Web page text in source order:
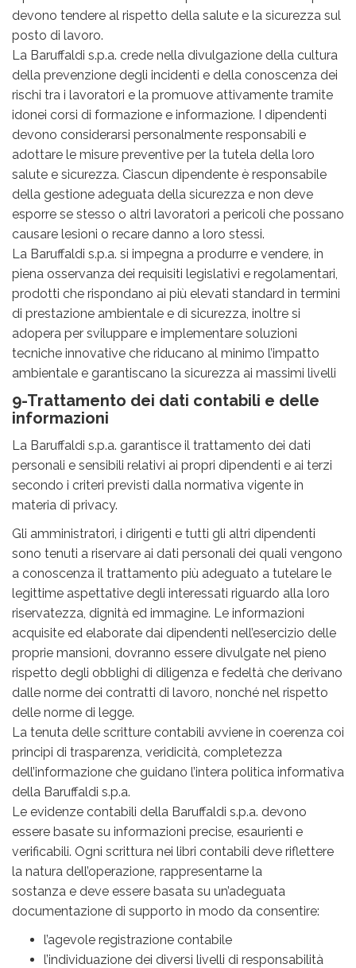
devono tendere al rispetto della salute e la sicurezza sul
posto di lavoro.
La Baruffaldi s.p.a. crede nella divulgazione della cultura
della prevenzione degli incidenti e della conoscenza dei
rischi tra i lavoratori e la promuove attivamente tramite
idonei corsi di formazione e informazione. I dipendenti
devono considerarsi personalmente responsabili e
adottare le misure preventive per la tutela della loro
salute e sicurezza. Ciascun dipendente è responsabile
della gestione adeguata della sicurezza e non deve
esporre se stesso o altri lavoratori a pericoli che possano
causare lesioni o recare danno a loro stessi.
La Baruffaldi s.p.a. si impegna a produrre e vendere, in
piena osservanza dei requisiti legislativi e regolamentari,
prodotti che rispondano ai più elevati standard in termini
di prestazione ambientale e di sicurezza, inoltre si
adopera per sviluppare e implementare soluzioni
tecniche innovative che riducano al minimo l’impatto
ambientale e garantiscano la sicurezza ai massimi livelli
9-Trattamento dei dati contabili e delle
informazioni
La Baruffaldi s.p.a. garantisce il trattamento dei dati
personali e sensibili relativi ai propri dipendenti e ai terzi
secondo i criteri previsti dalla normativa vigente in
materia di privacy.
Gli amministratori, i dirigenti e tutti gli altri dipendenti
sono tenuti a riservare ai dati personali dei quali vengono
a conoscenza il trattamento più adeguato a tutelare le
legittime aspettative degli interessati riguardo alla loro
riservatezza, dignità ed immagine. Le informazioni
acquisite ed elaborate dai dipendenti nell’esercizio delle
proprie mansioni, dovranno essere divulgate nel pieno
rispetto degli obblighi di diligenza e fedeltà che derivano
dalle norme dei contratti di lavoro, nonché nel rispetto
delle norme di legge.
La tenuta delle scritture contabili avviene in coerenza coi
principi di trasparenza, veridicità, completezza
dell’informazione che guidano l’intera politica informativa
della Baruffaldi s.p.a.
Le evidenze contabili della Baruffaldi s.p.a. devono
essere basate su informazioni precise, esaurienti e
verificabili. Ogni scrittura nei libri contabili deve riflettere
la natura dell’operazione, rappresentarne la
sostanza e deve essere basata su un’adeguata
documentazione di supporto in modo da consentire:
l’agevole registrazione contabile
l’individuazione dei diversi livelli di responsabilità